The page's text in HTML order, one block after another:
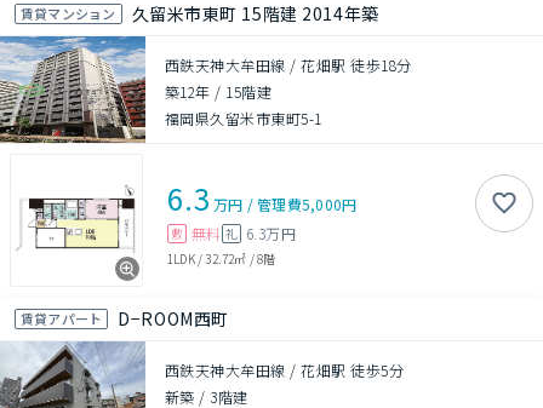
賃貸マンション 久留米市東町 15階建 2014年築
西鉄天神大牟田線 / 花畑駅 徒歩18分
築12年 / 15階建
福岡県久留米市東町5-1
6.3 万円 /管理費5,000円
敷 無料 礼 6.3万円
1LDK/32.72㎡ /8階
賃貸アパート D−ROOM西町
西鉄天神大牟田線 / 花畑駅 徒歩5分
新築 / 3階建